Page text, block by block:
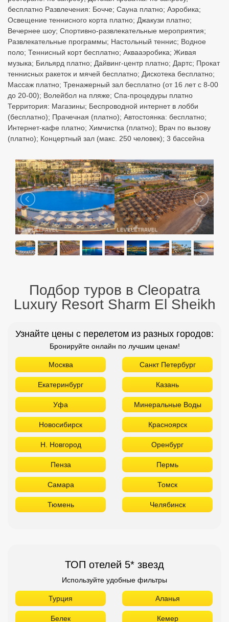
бесплатно Развлечения: Бочче; Сауна платно; Аэробика;
Освещение теннисного корта платно; Джакузи платно;
Вечернее шоу; Спортивно-развлекательные мероприятия;
Развлекательные программы; Настольный теннис; Водное
поло; Теннисный корт бесплатно; Аквааэробика; Живая
музыка; Бильярд платно; Дайвинг-центр платно; Дартс; Прокат
теннисных ракеток и мячей бесплатно; Дискотека бесплатно;
Массаж платно; Тренажерный зал бесплатно (от 16 лет с 8-00
до 20-00); Волейбол на пляже; Спа-процедуры платно
Территория: Магазины; Беспроводной интернет в лобби
(бесплатно); Прачечная (платно); Автостоянка: бесплатно;
Интернет-кафе платно; Химчистка (платно); Врач по вызову
(платно); Концертный зал (макс. 250 человек); 3 бассейна
Подбор туров в Cleopatra
Luxury Resort Sharm El Sheikh
Узнайте цены с перелетом из разных городов:
Бронируйте онлайн по лучшим ценам!
Москва Санкт Петербург
Екатеринбург Казань
Уфа Минеральные Воды
Новосибирск Красноярск
Н. Новгород Оренбург
Пенза Пермь
Самара Томск
Тюмень Челябинск
ТОП отелей 5* звезд
Используйте удобные фильтры
Турция Аланья
Белек Кемер